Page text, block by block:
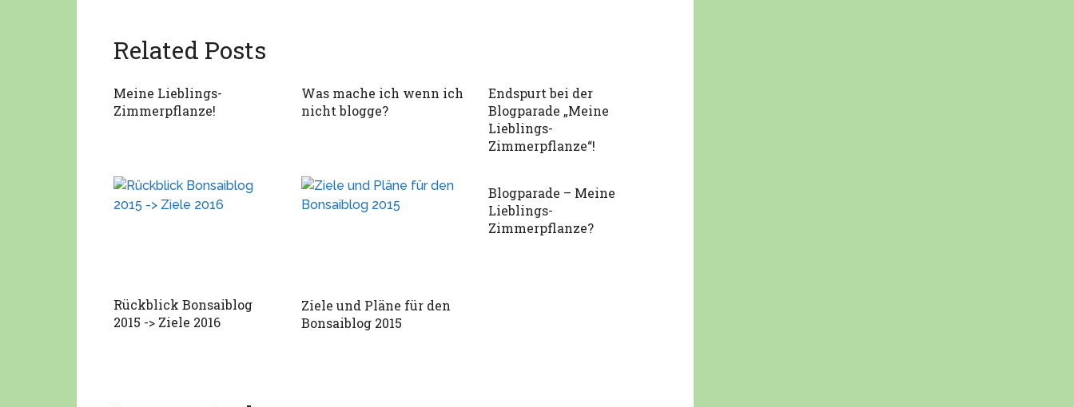
Related Posts
Meine Lieblings-
Zimmerpflanze!
Was mache ich wenn ich
nicht blogge?
Endspurt bei der
Blogparade „Meine
Lieblings-
Zimmerpflanze“!
Rückblick Bonsaiblog
2015 -> Ziele 2016
Ziele und Pläne für den
Bonsaiblog 2015
Blogparade – Meine
Lieblings-
Zimmerpflanze?